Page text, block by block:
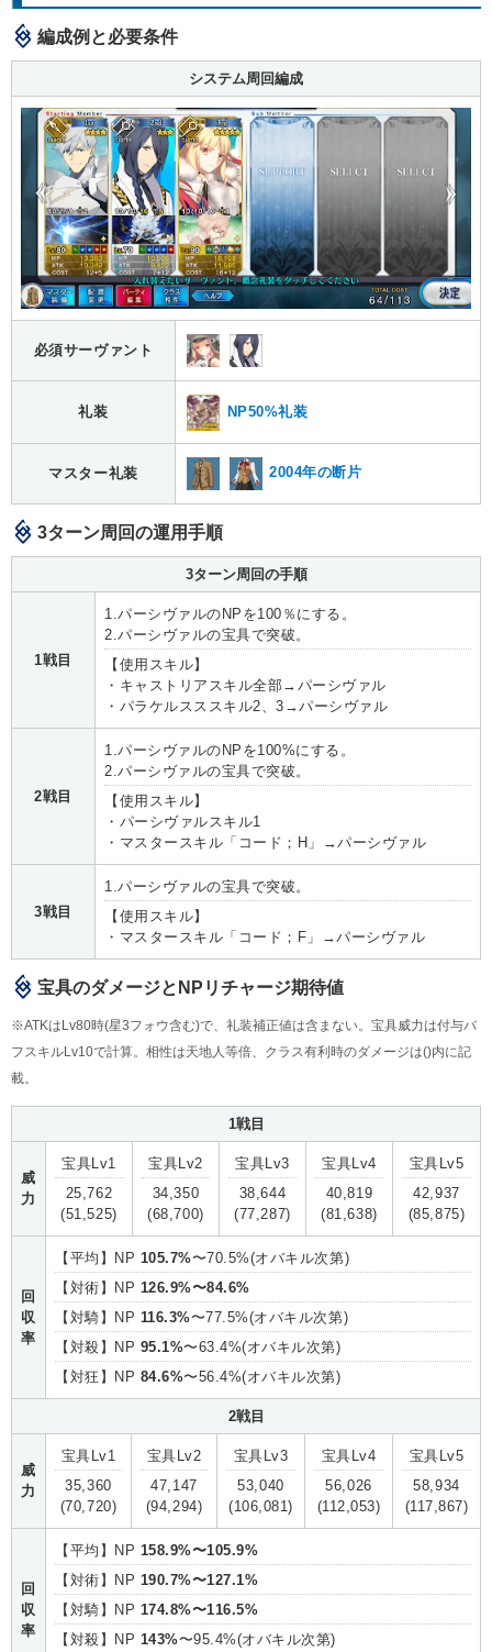
編成例と必要条件
システム周回編成
必須サーヴァント
礼装 NP50%礼装
マスター礼装 2004年の断片
3ターン周回の運用手順
3ターン周回の手順
1戦目
1.パーシヴァルのNPを100％にする。
2.パーシヴァルの宝具で突破。
【使用スキル】
・キャストリアスキル全部→パーシヴァル
・パラケルスススキル2、3→パーシヴァル
2戦目
1.パーシヴァルのNPを100%にする。
2.パーシヴァルの宝具で突破。
【使用スキル】
・パーシヴァルスキル1
・マスタースキル「コード；H」→パーシヴァル
3戦目
1.パーシヴァルの宝具で突破。
【使用スキル】
・マスタースキル「コード；F」→パーシヴァル
宝具のダメージとNPリチャージ期待値
※ATKはLv80時(星3フォウ含む)で、礼装補正値は含まない。宝具威力は付与バ
フスキルLv10で計算。相性は天地人等倍、クラス有利時のダメージは()内に記
載。
1戦目
威
力
宝具Lv1
25,762
(51,525)
宝具Lv2
34,350
(68,700)
宝具Lv3
38,644
(77,287)
宝具Lv4
40,819
(81,638)
宝具Lv5
42,937
(85,875)
回
収
率
【平均】NP 105.7%〜70.5%(オバキル次第)
【対術】NP 126.9%〜84.6%
【対騎】NP 116.3%〜77.5%(オバキル次第)
【対殺】NP 95.1%〜63.4%(オバキル次第)
【対狂】NP 84.6%〜56.4%(オバキル次第)
2戦目
威
力
宝具Lv1
35,360
(70,720)
宝具Lv2
47,147
(94,294)
宝具Lv3
53,040
(106,081)
宝具Lv4
56,026
(112,053)
宝具Lv5
58,934
(117,867)
回
収
率
【平均】NP 158.9%〜105.9%
【対術】NP 190.7%〜127.1%
【対騎】NP 174.8%〜116.5%
【対殺】NP 143%〜95.4%(オバキル次第)